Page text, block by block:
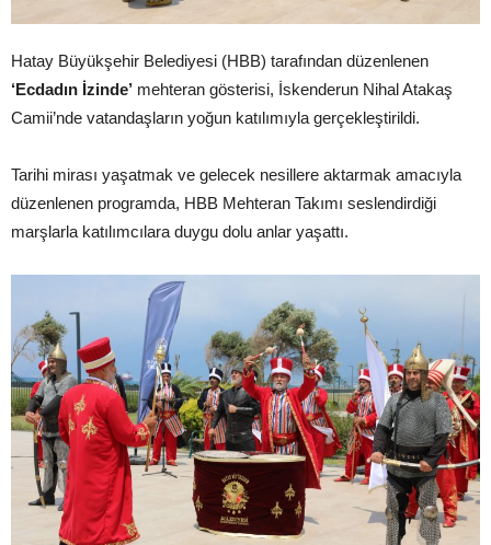
Hatay Büyükşehir Belediyesi (HBB) tarafından düzenlenen
‘Ecdadın İzinde’ mehteran gösterisi, İskenderun Nihal Atakaş
Camii’nde vatandaşların yoğun katılımıyla gerçekleştirildi.
Tarihi mirası yaşatmak ve gelecek nesillere aktarmak amacıyla
düzenlenen programda, HBB Mehteran Takımı seslendirdiği
marşlarla katılımcılara duygu dolu anlar yaşattı.